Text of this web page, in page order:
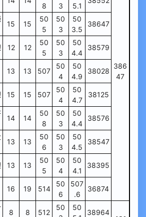
386
47
8 3 5.1
15 15
50
5
50
3
50
3.5
38647
12 12
50
5
50
3
50
4.4
38579
13 13 507
50
4
50
4.9
38028
15 15 507
50
4
50
4.7
38125
14 14
50
8
50
3
50
4.4
38576
13 13
50
6
50
3
50
4.5
38547
13 13
50
5
50
4
50
4.1
38395
16 19 514
50
6
507
.6
36874
8 8 512
50
50
38964